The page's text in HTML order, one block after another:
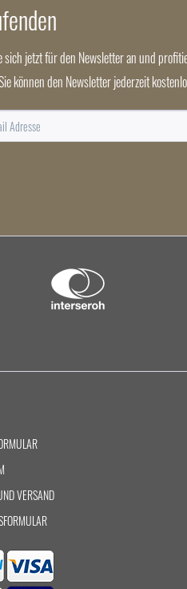
sich jetzt für den Newsletter an und
können den Newsletter jederzeit
VERSAND